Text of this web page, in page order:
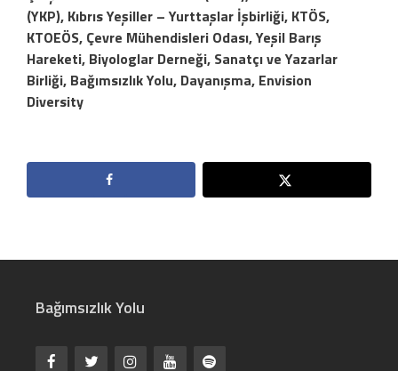
(YKP), Kıbrıs Yeşiller – Yurttaşlar İşbirliği, KTÖS,
KTOEÖS, Çevre Mühendisleri Odası, Yeşil Barış
Hareketi, Biyologlar Derneği, Sanatçı ve Yazarlar
Birliği, Bağımsızlık Yolu, Dayanışma, Envision
Diversity
Bağımsızlık Yolu